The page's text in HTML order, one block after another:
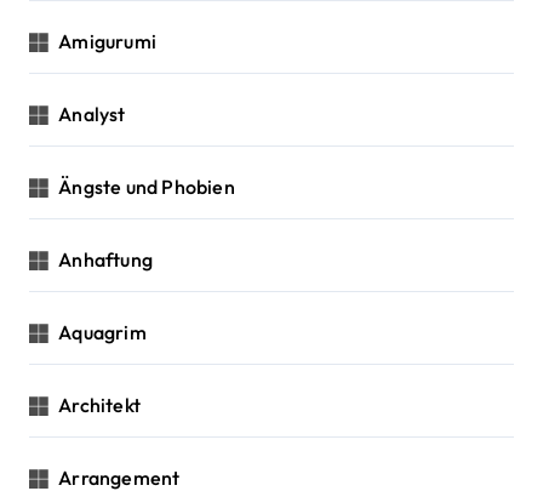
Amigurumi
Analyst
Ängste und Phobien
Anhaftung
Aquagrim
Architekt
Arrangement